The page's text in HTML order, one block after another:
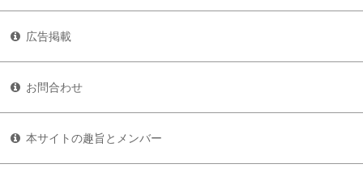
広告掲載
お問合わせ
本サイトの趣旨とメンバー